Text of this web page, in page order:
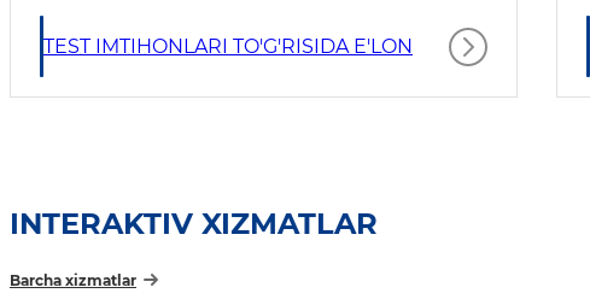
TEST IMTIHONLARI TO'G'RISIDA E'LON
INTERAKTIV XIZMATLAR
Barcha xizmatlar